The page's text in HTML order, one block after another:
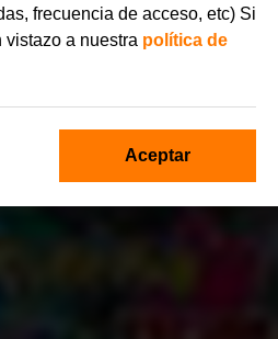
frecuencia de acceso, etc) Si
vistazo a nuestra política de
Aceptar